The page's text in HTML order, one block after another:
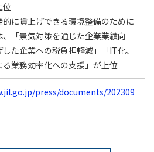
位
的に賃上げできる環境整備のために
「景気対策を通じた企業業績向
た企業への税負担軽減」「IT化、
業務効率化への支援」が上位
press/documents/202309